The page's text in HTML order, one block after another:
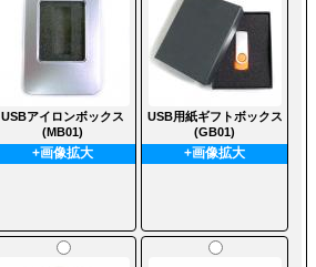
USBアイロンボックス
(MB01)
+画像拡大
USB用紙ギフトボックス
(GB01)
+画像拡大